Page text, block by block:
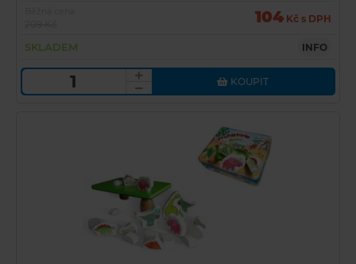
104 Kč s DPH
SKLADEM INFO
KOUPIT